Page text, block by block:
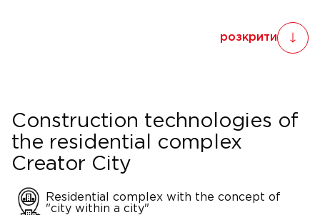
розкрити
Construction technologies of
the residential complex
Creator City
Residential complex with the concept of
"city within a city"